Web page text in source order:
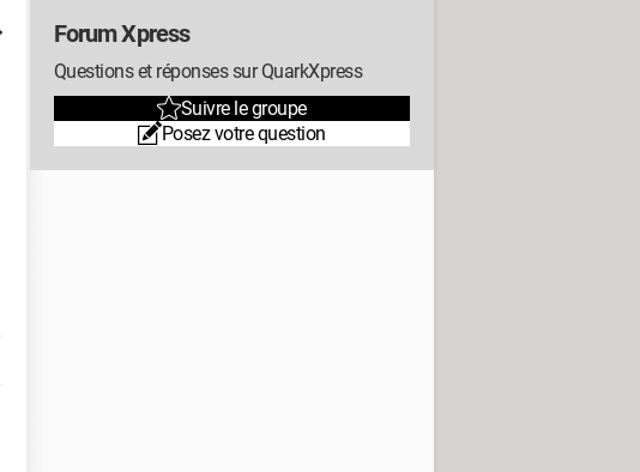
Forum Xpress
Questions et réponses sur QuarkXpress
Suivre le groupe
Posez votre question